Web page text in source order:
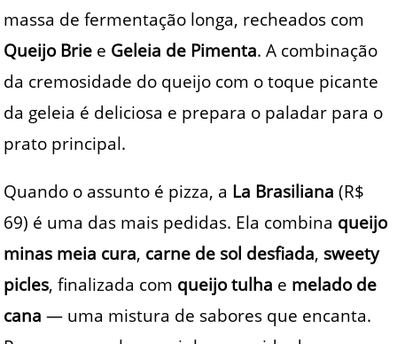
massa de fermentação longa, recheados com
Queijo Brie e Geleia de Pimenta. A combinação
da cremosidade do queijo com o toque picante
da geleia é deliciosa e prepara o paladar para o
prato principal.
Quando o assunto é pizza, a La Brasiliana (R$
69) é uma das mais pedidas. Ela combina queijo
minas meia cura, carne de sol desfiada, sweety
picles, finalizada com queijo tulha e melado de
cana — uma mistura de sabores que encanta.